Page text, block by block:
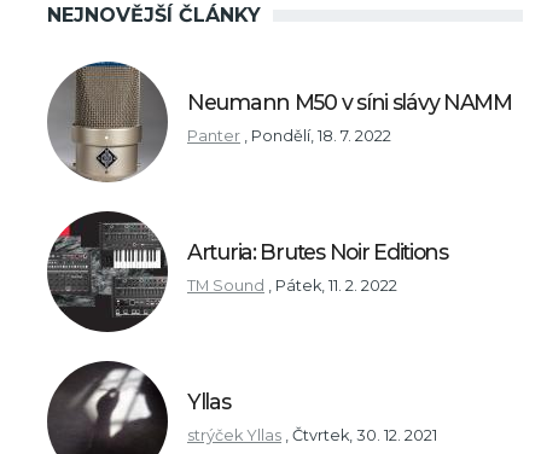
NEJNOVĚJŠÍ ČLÁNKY
Neumann M50 v síni slávy NAMM
Panter Pondělí, 18. 7. 2022
Arturia: Brutes Noir Editions
TM Sound Pátek, 11. 2. 2022
Yllas
strýček Yllas Čtvrtek, 30. 12. 2021